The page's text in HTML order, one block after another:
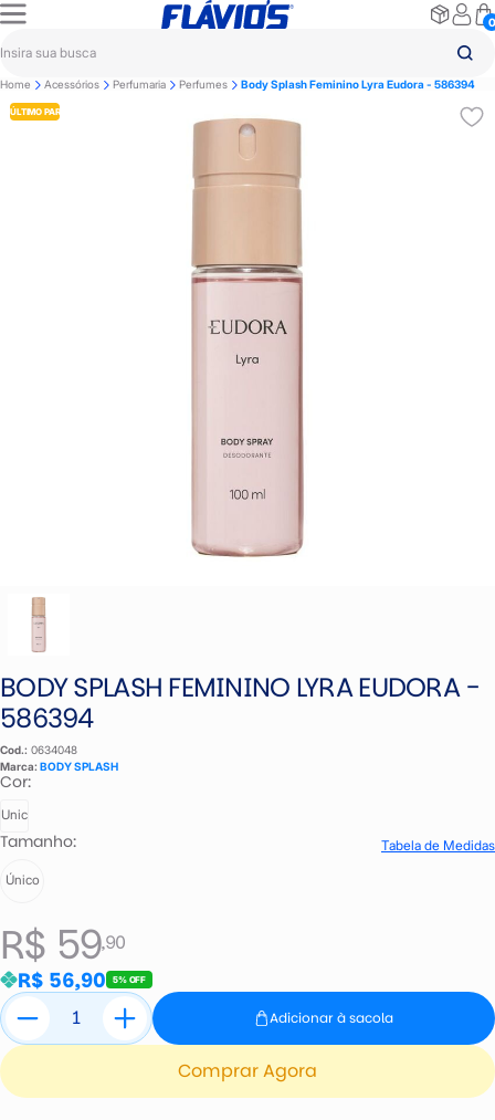
0
Home Acessórios Perfumaria Perfumes Body Splash Feminino Lyra Eudora - 586394
ÚLTIMO PAR
BODY SPLASH FEMININO LYRA EUDORA -
586394
Cod.: 0634048
Marca: BODY SPLASH
R$ 59,90
R$ 56,90 5% OFF
Cor:
Unic
Tamanho: Tabela de Medidas
Único
Adicionar à sacola
Comprar Agora